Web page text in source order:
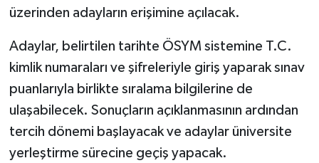
üzerinden adayların erişimine açılacak.
Adaylar, belirtilen tarihte ÖSYM sistemine T.C.
kimlik numaraları ve şifreleriyle giriş yaparak sınav
puanlarıyla birlikte sıralama bilgilerine de
ulaşabilecek. Sonuçların açıklanmasının ardından
tercih dönemi başlayacak ve adaylar üniversite
yerleştirme sürecine geçiş yapacak.